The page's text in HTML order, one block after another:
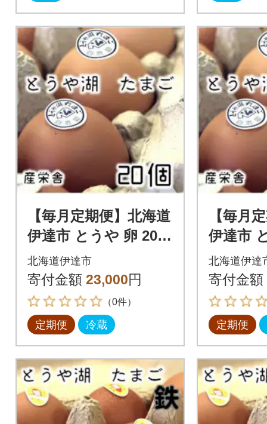
【毎月定期便】北海道
伊達市 とうや 卵 20個
入り たまご全3回
北海道伊達市
寄付金額 23,000円
（0件）
定期便 冷蔵
【毎月
伊達市
20個入
北海道伊達
寄付金額
定期便